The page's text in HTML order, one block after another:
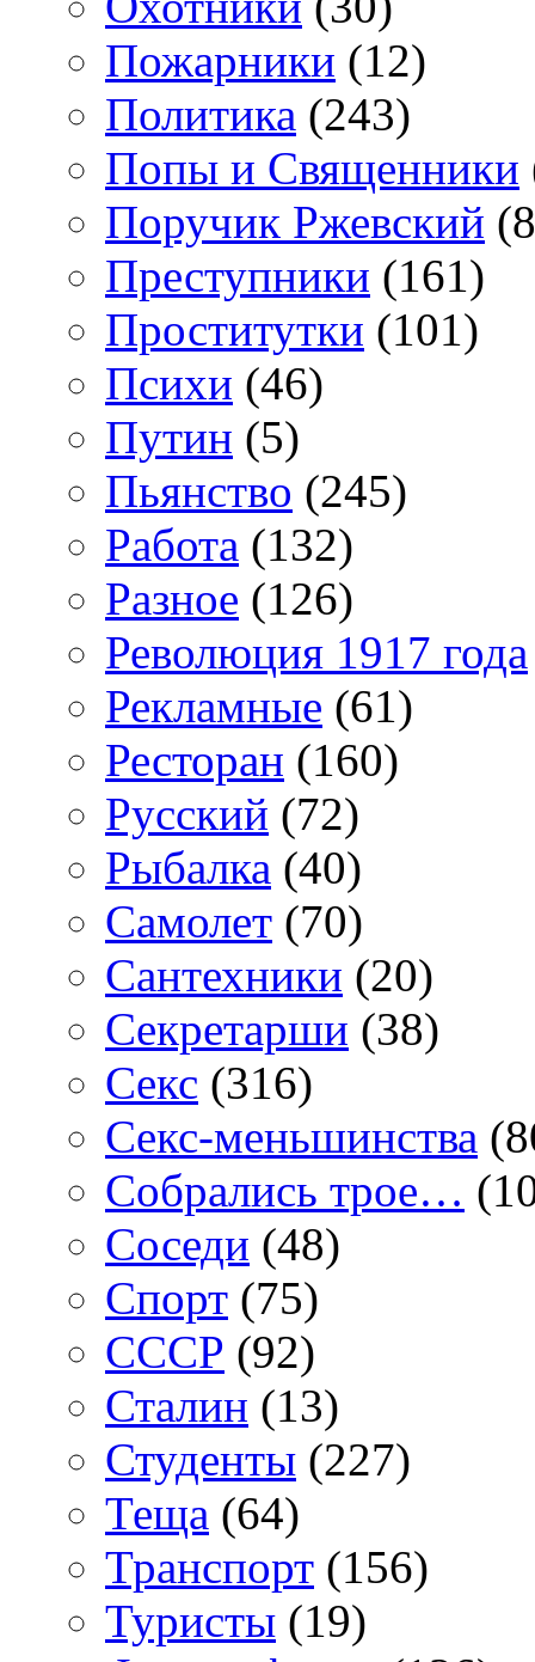
Пожарники (12)
Политика (243)
Попы и Священники
Поручик Ржевский
Преступники (161)
Проститутки (101)
Психи (46)
Путин (5)
Пьянство (245)
Работа (132)
Разное (126)
Революция 1917 года
Рекламные (61)
Ресторан (160)
Русский (72)
Рыбалка (40)
Самолет (70)
Сантехники (20)
Секретарши (38)
Секс (316)
Секс-меньшинства
Собрались трое…
Соседи (48)
Спорт (75)
СССР (92)
Сталин (13)
Студенты (227)
Теща (64)
Транспорт (156)
Туристы (19)